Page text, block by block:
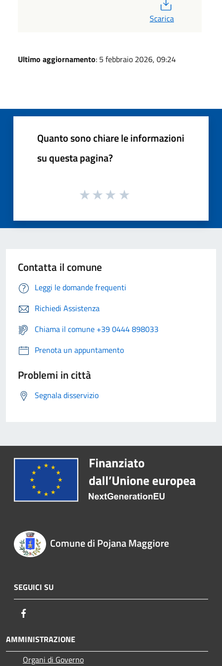
Scarica
Ultimo aggiornamento: 5 febbraio 2026, 09:24
Quanto sono chiare le informazioni
su questa pagina?
Contatta il comune
Leggi le domande frequenti
Richiedi Assistenza
Chiama il comune +39 0444 898033
Prenota un appuntamento
Problemi in città
Segnala disservizio
Comune di Pojana Maggiore
SEGUICI SU
AMMINISTRAZIONE
Organi di Governo